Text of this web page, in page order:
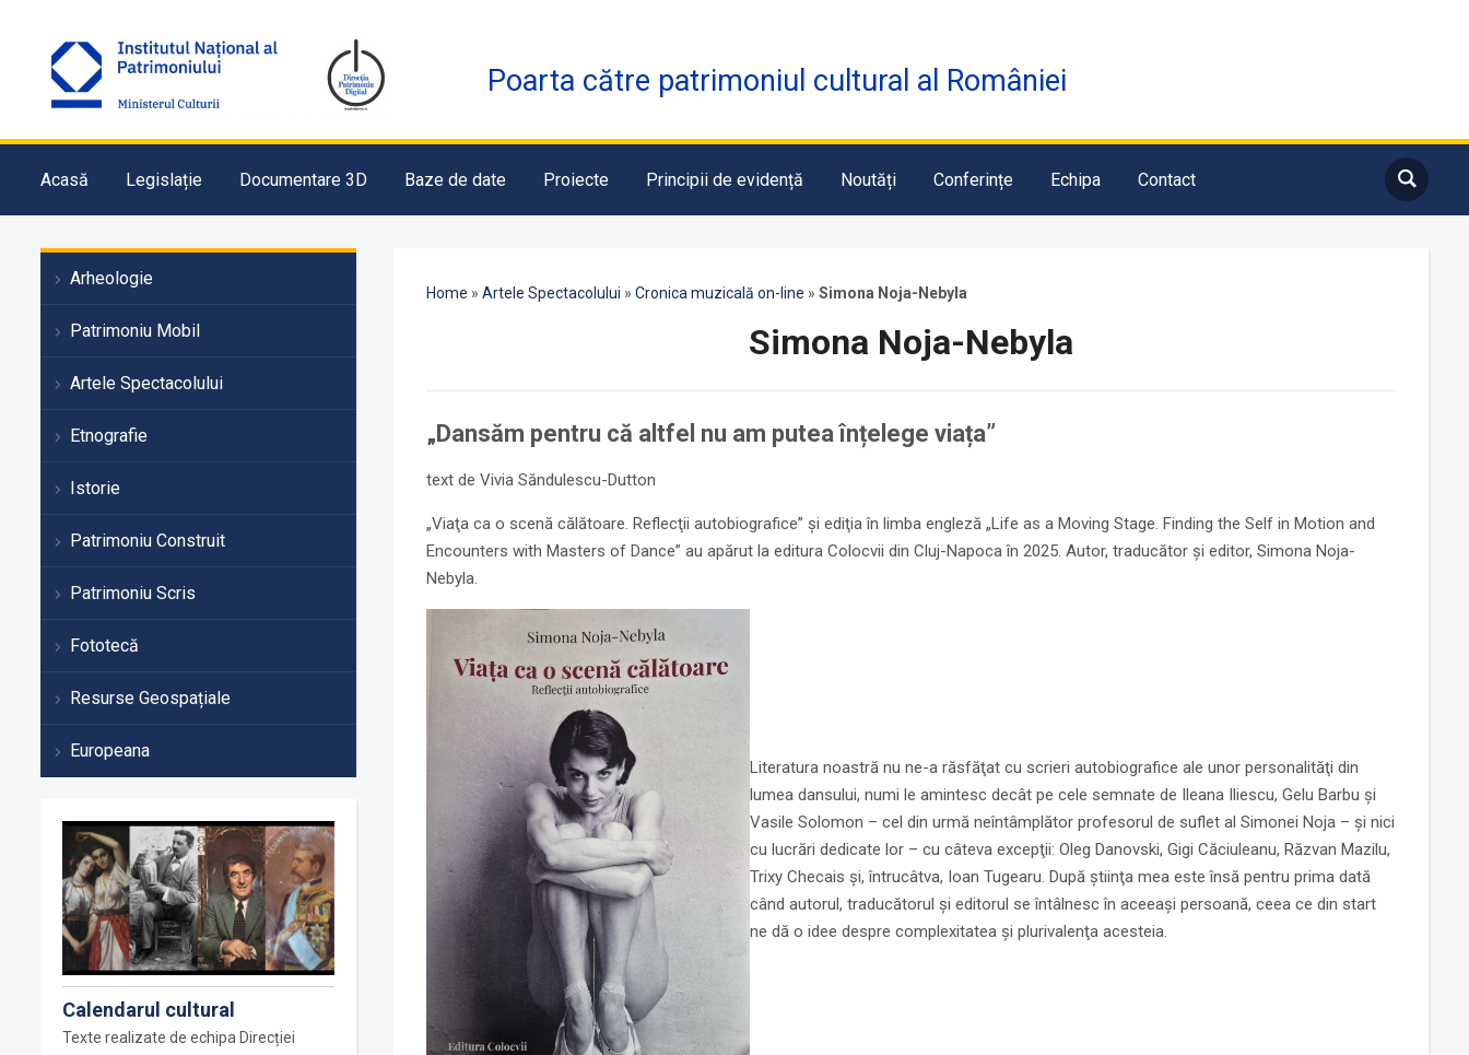
Poarta către patrimoniul cultural al României
Acasă Legislație Documentare 3D Baze de date Proiecte Principii de evidență Noutăți Conferințe Echipa Contact
Arheologie
Patrimoniu Mobil
Artele Spectacolului
Etnografie
Istorie
Patrimoniu Construit
Patrimoniu Scris
Fototecă
Resurse Geospațiale
Europeana
Calendarul cultural
Texte realizate de echipa Direcției
Home » Artele Spectacolului » Cronica muzicală on-line » Simona Noja-Nebyla
Simona Noja-Nebyla
„Dansăm pentru că altfel nu am putea înțelege viața”
text de Vivia Săndulescu-Dutton
„Viaţa ca o scenă călătoare. Reflecţii autobiografice” şi ediţia în limba engleză „Life as a Moving Stage. Finding the Self in Motion and
Encounters with Masters of Dance” au apărut la editura Colocvii din Cluj-Napoca în 2025. Autor, traducător şi editor, Simona Noja-
Nebyla.
Literatura noastră nu ne-a răsfăţat cu scrieri autobiografice ale unor personalităţi din
lumea dansului, numi le amintesc decât pe cele semnate de Ileana Iliescu, Gelu Barbu şi
Vasile Solomon – cel din urmă neîntâmplător profesorul de suflet al Simonei Noja – şi nici
cu lucrări dedicate lor – cu câteva excepţii: Oleg Danovski, Gigi Căciuleanu, Răzvan Mazilu,
Trixy Checais şi, întrucâtva, Ioan Tugearu. După ştiinţa mea este însă pentru prima dată
când autorul, traducătorul şi editorul se întâlnesc în aceeaşi persoană, ceea ce din start
ne dă o idee despre complexitatea şi plurivalenţa acesteia.